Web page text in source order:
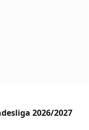
2026/2027